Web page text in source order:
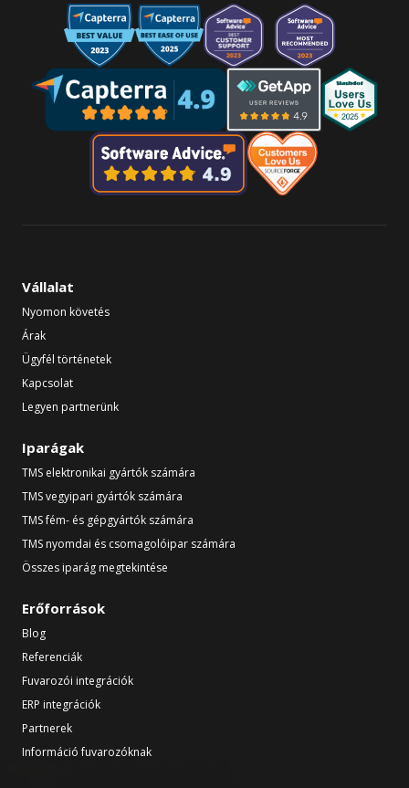
Vállalat
Nyomon követés
Árak
Ügyfél történetek
Kapcsolat
Legyen partnerünk
Iparágak
TMS elektronikai gyártók számára
TMS vegyipari gyártók számára
TMS fém- és gépgyártók számára
TMS nyomdai és csomagolóipar számára
Összes iparág megtekintése
Erőforrások
Blog
Referenciák
Fuvarozói integrációk
ERP integrációk
Partnerek
Információ fuvarozóknak